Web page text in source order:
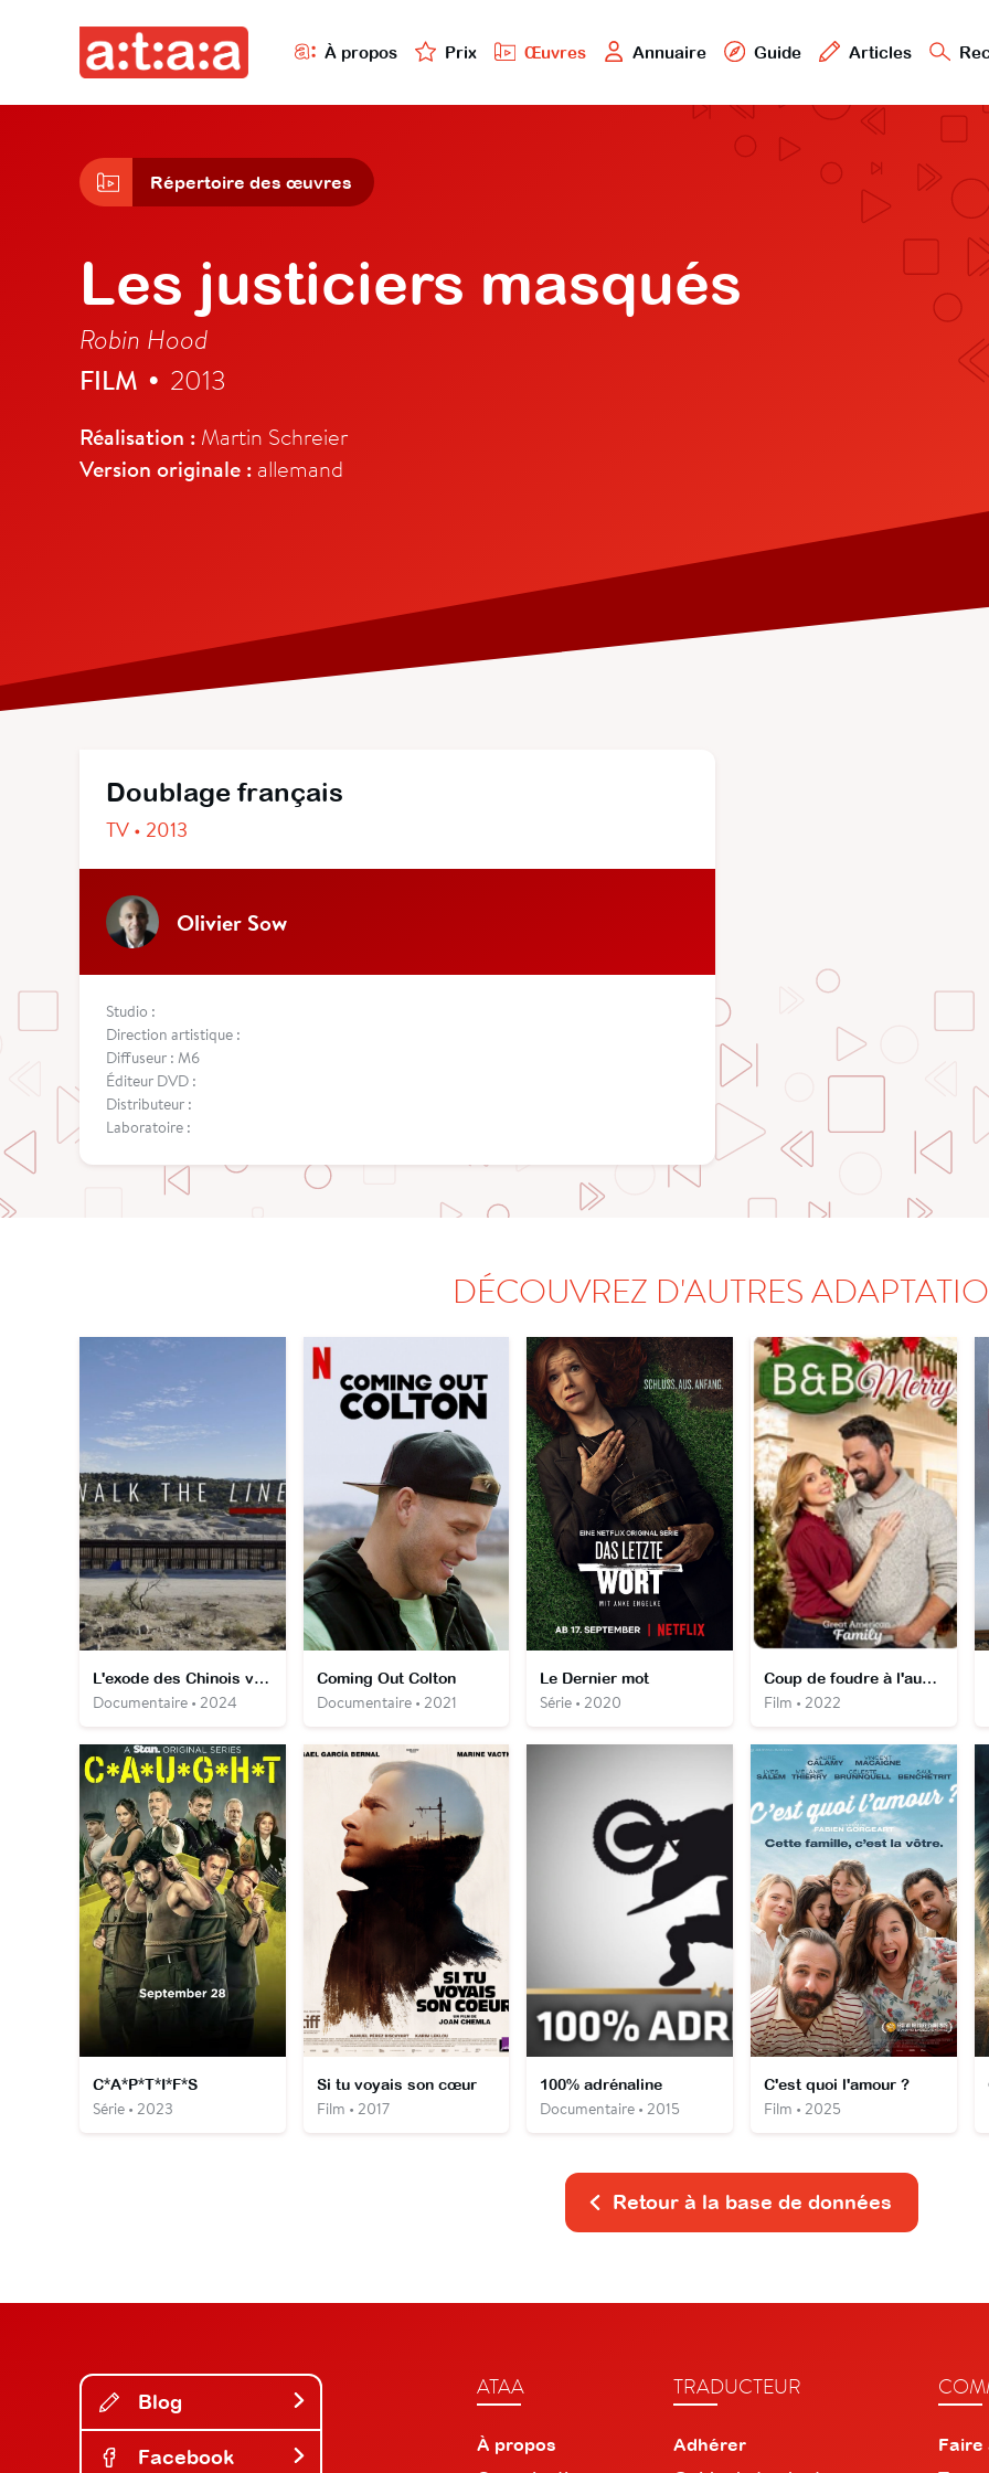
À propos Prix Œuvres Annuaire Guide Articles
Répertoire des œuvres
Les justiciers masqués
Robin Hood
FILM • 2013
Réalisation : Martin Schreier
Version originale : allemand
Doublage français
TV • 2013
Olivier Sow
Studio :
Direction artistique :
Diffuseur : M6
Éditeur DVD :
Distributeur :
Laboratoire :
DÉCOUVREZ D'AUTRES
L'exode des Chinois vers le rêve américain
Documentaire • 2024
Coming Out Colton
Documentaire • 2021
Le Dernier mot
Série • 2020
Coup de foudre à l'auberge de Noël
Film • 2022
C*A*P*T*I*F*S
Série • 2023
Si tu voyais son cœur
Film • 2017
100% adrénaline
Documentaire • 2015
C'est quoi l'amour ?
Film • 2025
Retour à la base de données
Blog
Facebook
ATAA
À propos
TRADUCTEUR
Adhérer